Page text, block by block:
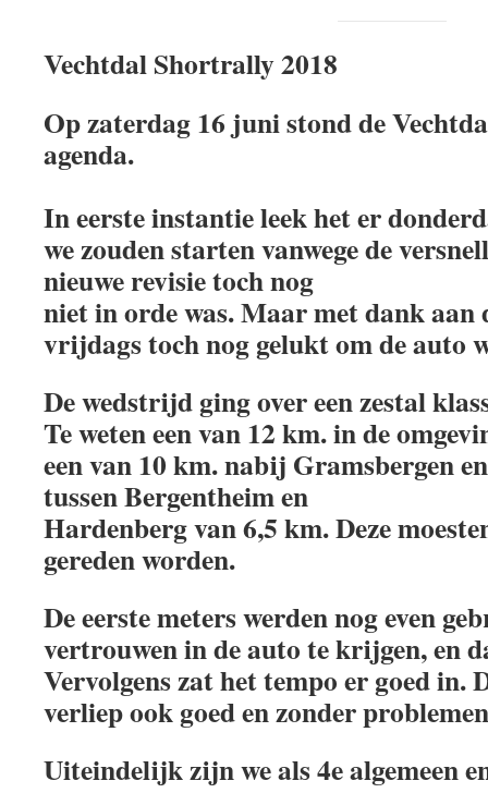
Vechtdal Shortrally 2018
Op zaterdag 16 juni stond de
agenda.
In eerste instantie leek het er
we zouden starten vanwege de
nieuwe revisie toch nog
niet in orde was. Maar met dank aan
vrijdags toch nog gelukt om de auto
De wedstrijd ging over een zestal
Te weten een van 12 km. in de
een van 10 km. nabij Gramsbergen
tussen Bergentheim en
Hardenberg van 6,5 km. Deze
gereden worden.
De eerste meters werden nog even
vertrouwen in de auto te krijgen, en
Vervolgens zat het tempo er goed in.
verliep ook goed en zonder
Uiteindelijk zijn we als 4e algemeen